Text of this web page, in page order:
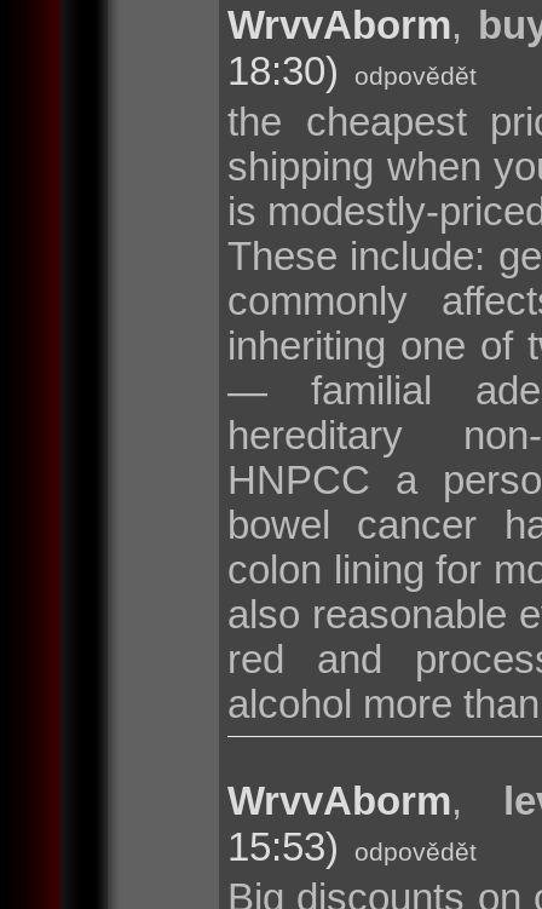
WrvvAborm,
18:30)
odpovědět
the cheapest
shipping when
is modestly-
These include:
commonly
inheriting one of
— familial
hereditary
HNPCC a
bowel cancer
colon lining for
also reasonable
red and
alcohol more
WrvvAborm,
15:53)
odpovědět
Big discounts on